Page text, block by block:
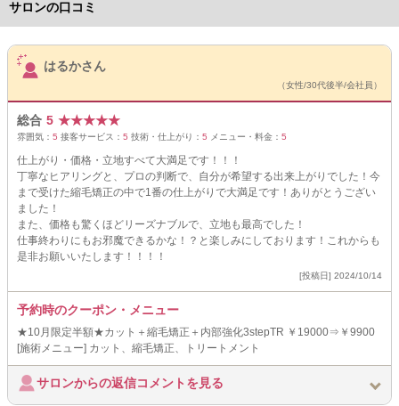
サロンの口コミ
サロンPick Up
はるかさん
（女性/30代後半/会社員）
総合 5 ★★★★★
雰囲気： 5 接客サービス： 5 技術・仕上がり： 5 メニュー・料金： 5
仕上がり・価格・立地すべて大満足です！！！
丁寧なヒアリングと、プロの判断で、自分が希望する出来上がりでした！今
まで受けた縮毛矯正の中で1番の仕上がりで大満足です！ありがとうござい
ました！
また、価格も驚くほどリーズナブルで、立地も最高でした！
仕事終わりにもお邪魔できるかな！？と楽しみにしております！これからも
是非お願いいたします！！！！
[投稿日] 2024/10/14
予約時のクーポン・メニュー
★10月限定半額★カット＋縮毛矯正＋内部強化3stepTR ￥19000⇒￥9900
[施術メニュー] カット、縮毛矯正、トリートメント
サロンからの返信コメントを見る